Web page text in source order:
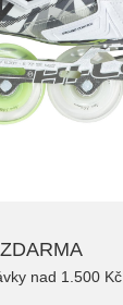
nad 1.500 Kč